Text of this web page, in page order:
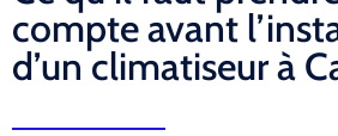
compte avant
d’un climatiseur à